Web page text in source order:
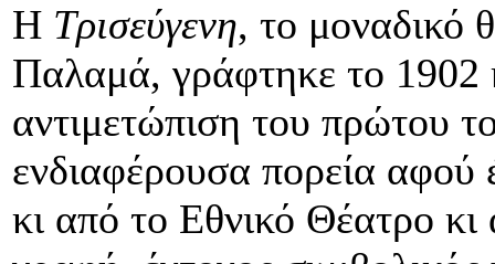
Η Τρισεύγενη, το μοναδικό
Παλαμά, γράφτηκε το 1902
αντιμετώπιση του πρώτου
ενδιαφέρουσα πορεία αφού
κι από το Εθνικό Θέατρο